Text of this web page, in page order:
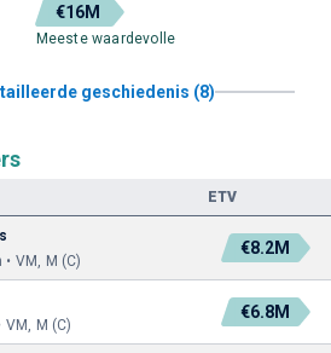
€16M
Meeste waardevolle
geschiedenis (8)
ETV
VM, M (C)
€8.2M
VM, M (C)
€6.8M